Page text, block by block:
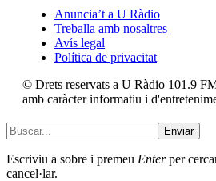
Anuncia’t a U Ràdio
Treballa amb nosaltres
Avís legal
Política de privacitat
© Drets reservats a U Ràdio 101.9
amb caràcter informatiu i
Enviar
Escriviu a sobre i premeu Enterper
cancel·lar.